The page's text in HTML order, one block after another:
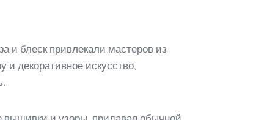
и блеск привлекали мастеров из
и декоративное искусство,